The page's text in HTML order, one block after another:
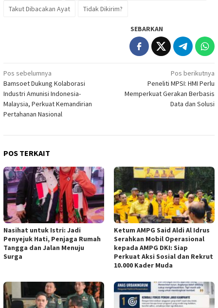
Takut Dibacakan Ayat Tidak Dikirim?
SEBARKAN
Navigasi
pos
Pos sebelumnya
Bamsoet Dukung Kolaborasi
Industri Amunisi Indonesia-
Malaysia, Perkuat Kemandirian
Pertahanan Nasional
Pos berikutnya
Peneliti MPSI: HMI Perlu
Memperkuat Gerakan Berbasis
Data dan Solusi
POS TERKAIT
Nasihat untuk Istri: Jadi
Penyejuk Hati, Penjaga Rumah
Tangga dan Jalan Menuju
Surga
Ketum AMPG Said Aldi Al Idrus
Serahkan Mobil Operasional
kepada AMPG DKI: Siap
Perkuat Aksi Sosial dan Rekrut
10.000 Kader Muda